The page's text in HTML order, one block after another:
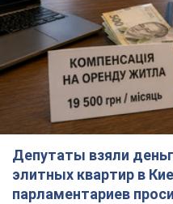
Депутаты взяли
элитных квартир в
парламентариев